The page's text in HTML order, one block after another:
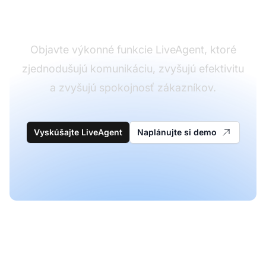
Objavte výkonné funkcie LiveAgent, ktoré
zjednodušujú komunikáciu, zvyšujú efektivitu
a zvyšujú spokojnosť zákazníkov.
Vyskúšajte LiveAgent Naplánujte si demo